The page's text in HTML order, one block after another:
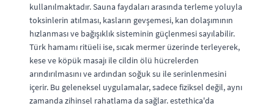
kullanılmaktadır. Sauna faydaları arasında terleme yoluyla
toksinlerin atılması, kasların gevşemesi, kan dolaşımının
hızlanması ve bağışıklık sisteminin güçlenmesi sayılabilir.
Türk hamamı ritüeli ise, sıcak mermer üzerinde terleyerek,
kese ve köpük masajı ile cildin ölü hücrelerden
arındırılmasını ve ardından soğuk su ile serinlenmesini
içerir. Bu geleneksel uygulamalar, sadece fiziksel değil, aynı
zamanda zihinsel rahatlama da sağlar. estethica'da